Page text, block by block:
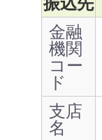
金融
機関
コー
ド
支店
名